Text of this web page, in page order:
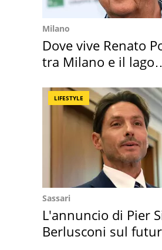
Milano
Dove vive Renato
tra Milano e il lago
LIFESTYLE
Sassari
L'annuncio di Pier
Berlusconi sul